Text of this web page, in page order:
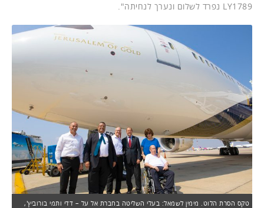
LY1789 נפרד לשלום ונערך לנחיתה".
טקס הסרת הלוט. מימין לשמאל: בעלי השליטה בחברת אל על – דדי ותמי בורוביץ',